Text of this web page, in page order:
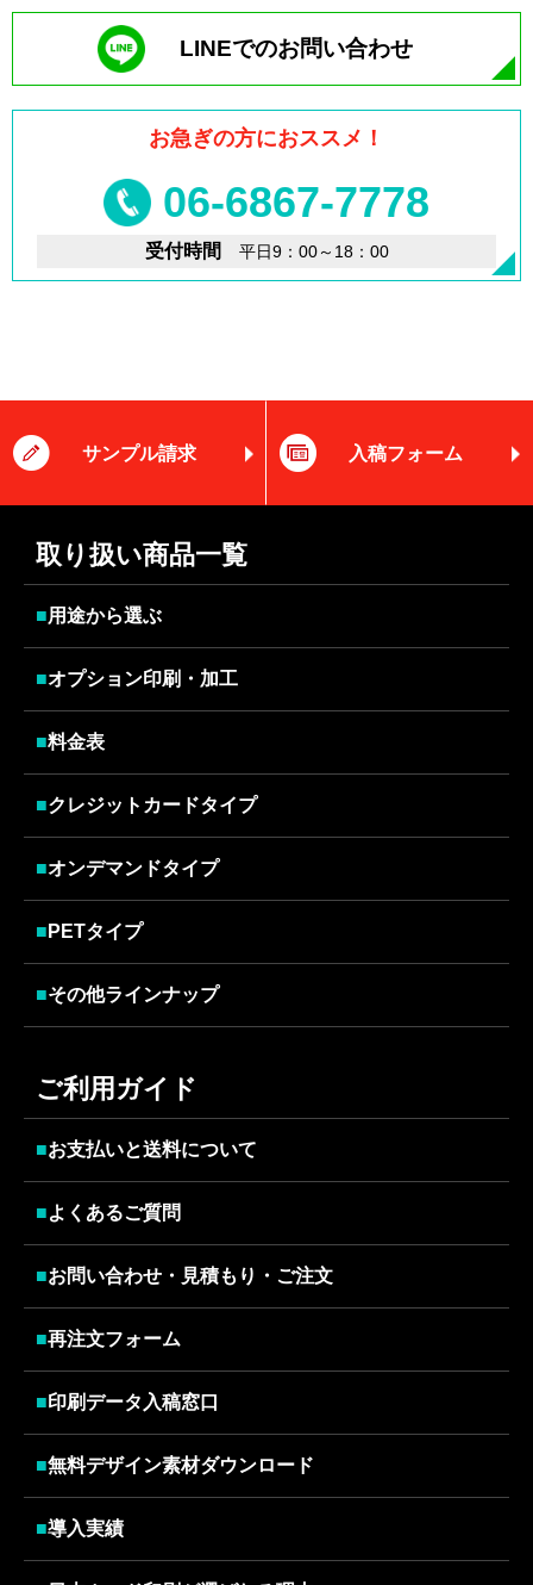
LINEでのお問い合わせ
お急ぎの方におススメ！
06-6867-7778
受付時間 平日9：00～18：00
サンプル請求 入稿フォーム
取り扱い商品一覧
■用途から選ぶ
■オプション印刷・加工
■料金表
■クレジットカードタイプ
■オンデマンドタイプ
■ PETタイプ
■その他ラインナップ
ご利用ガイド
■お支払いと送料について
■よくあるご質問
■お問い合わせ・見積もり・ご注文
■再注文フォーム
■印刷データ入稿窓口
■無料デザイン素材ダウンロード
■導入実績